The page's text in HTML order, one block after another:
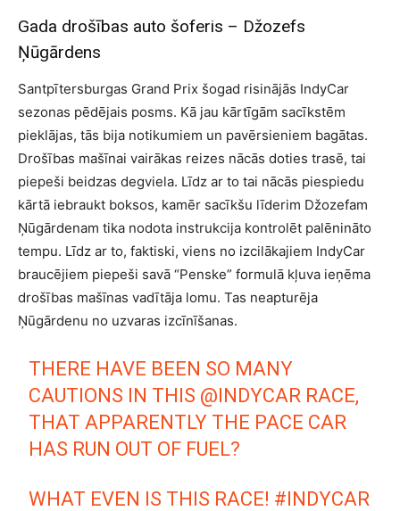
Gada drošības auto šoferis – Džozefs
Ņūgārdens
Santpītersburgas Grand Prix šogad risinājās IndyCar
sezonas pēdējais posms. Kā jau kārtīgām sacīkstēm
pieklājas, tās bija notikumiem un pavērsieniem bagātas.
Drošības mašīnai vairākas reizes nācās doties trasē, tai
piepeši beidzas degviela. Līdz ar to tai nācās piespiedu
kārtā iebraukt boksos, kamēr sacīkšu līderim Džozefam
Ņūgārdenam tika nodota instrukcija kontrolēt palēnināto
tempu. Līdz ar to, faktiski, viens no izcilākajiem IndyCar
braucējiem piepeši savā “Penske” formulā kļuva ieņēma
drošības mašīnas vadītāja lomu. Tas neapturēja
Ņūgārdenu no uzvaras izcīnīšanas.
THERE HAVE BEEN SO MANY
CAUTIONS IN THIS @INDYCAR RACE,
THAT APPARENTLY THE PACE CAR
HAS RUN OUT OF FUEL?
WHAT EVEN IS THIS RACE! #INDYCAR